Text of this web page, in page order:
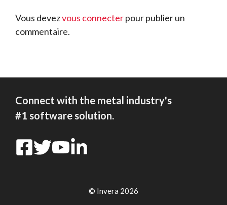
Vous devezvous connecterpour publier un
commentaire.
Connect with the metal industry's
#1 software solution.
© Invera 2026